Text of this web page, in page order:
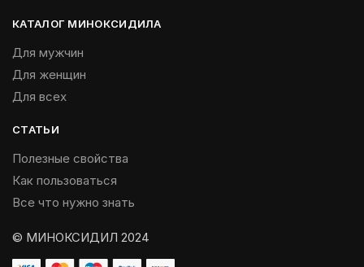
КАТАЛОГ МИНОКСИДИЛА
Для мужчин
Для женщин
Для всех
СТАТЬИ
Полезные свойства
Как пользоваться
Все что нужно знать
© МИНОКСИДИЛ 2024